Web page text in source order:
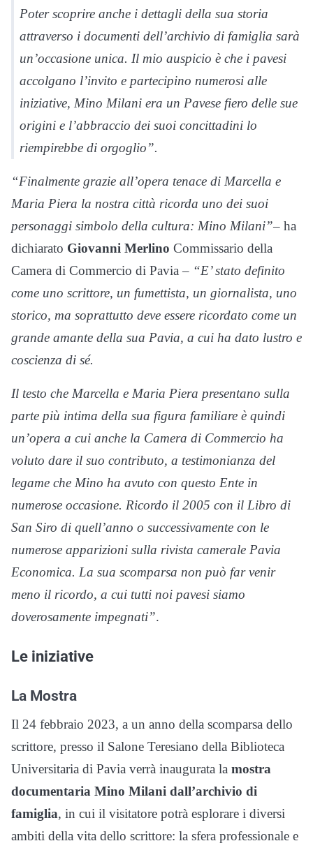
Poter scoprire anche i dettagli della sua storia
attraverso i documenti dell’archivio di famiglia sarà
un’occasione unica. Il mio auspicio è che i pavesi
accolgano l’invito e partecipino numerosi alle
iniziative, Mino Milani era un Pavese fiero delle sue
origini e l’abbraccio dei suoi concittadini lo
riempirebbe di orgoglio”.
“Finalmente grazie all’opera tenace di Marcella e
Maria Piera la nostra città ricorda uno dei suoi
personaggi simbolo della cultura: Mino Milani”– ha
dichiarato Giovanni Merlino Commissario della
Camera di Commercio di Pavia – “E’ stato definito
come uno scrittore, un fumettista, un giornalista, uno
storico, ma soprattutto deve essere ricordato come un
grande amante della sua Pavia, a cui ha dato lustro e
coscienza di sé.
Il testo che Marcella e Maria Piera presentano sulla
parte più intima della sua figura familiare è quindi
un’opera a cui anche la Camera di Commercio ha
voluto dare il suo contributo, a testimonianza del
legame che Mino ha avuto con questo Ente in
numerose occasione. Ricordo il 2005 con il Libro di
San Siro di quell’anno o successivamente con le
numerose apparizioni sulla rivista camerale Pavia
Economica. La sua scomparsa non può far venir
meno il ricordo, a cui tutti noi pavesi siamo
doverosamente impegnati”.
Le iniziative
La Mostra
Il 24 febbraio 2023, a un anno della scomparsa dello
scrittore, presso il Salone Teresiano della Biblioteca
Universitaria di Pavia verrà inaugurata la mostra
documentaria Mino Milani dall’archivio di
famiglia, in cui il visitatore potrà esplorare i diversi
ambiti della vita dello scrittore: la sfera professionale e